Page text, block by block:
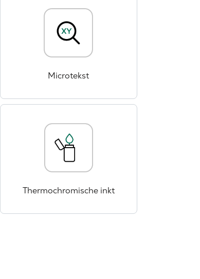
Microtekst
Thermochromische inkt